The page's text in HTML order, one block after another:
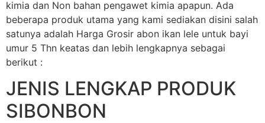
kimia dan Non bahan pengawet kimia apapun. Ada
beberapa produk utama yang kami sediakan disini salah
satunya adalah Harga Grosir abon ikan lele untuk bayi
umur 5 Thn keatas dan lebih lengkapnya sebagai
berikut :
JENIS LENGKAP PRODUK
SIBONBON